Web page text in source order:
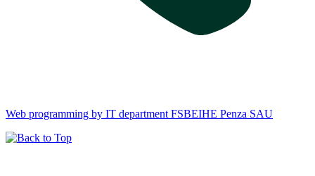
Web programming by IT department FSBEIHE Penza SAU